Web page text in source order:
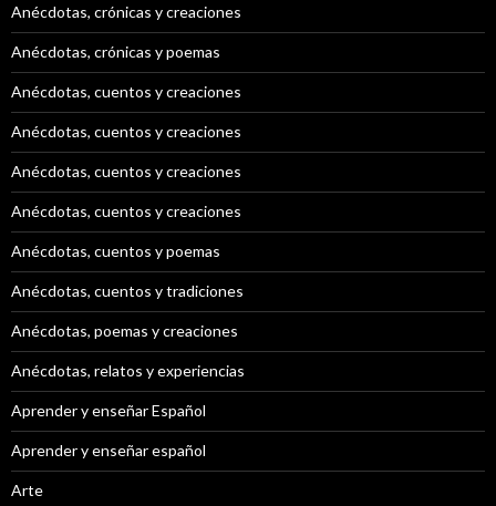
Anécdotas, crónicas y creaciones
Anécdotas, crónicas y poemas
Anécdotas, cuentos y creaciones
Anécdotas, cuentos y creaciones
Anécdotas, cuentos y creaciones
Anécdotas, cuentos y creaciones
Anécdotas, cuentos y poemas
Anécdotas, cuentos y tradiciones
Anécdotas, poemas y creaciones
Anécdotas, relatos y experiencias
Aprender y enseñar Español
Aprender y enseñar español
Arte